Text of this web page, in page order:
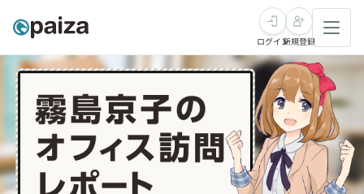
求人検索
未経験転職
求人検索
新卒就活
ログイン新規登録